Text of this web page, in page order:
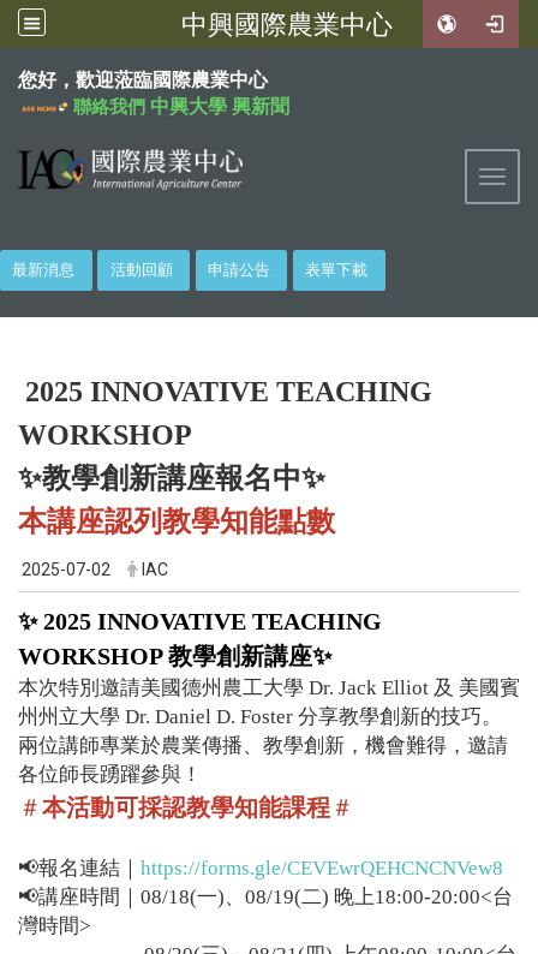
中興國際農業中心
您好，歡迎蒞臨國際農業中心
聯絡我們 中興大學 興新聞
最新消息 活動回顧 申請公告 表單下載
2025 INNOVATIVE TEACHING
WORKSHOP
✨教學創新講座報名中✨
本講座認列教學知能點數
2025-07-02 IAC
✨2025 INNOVATIVE TEACHING
WORKSHOP 教學創新講座✨
本次特別邀請美國德州農工大學 Dr. Jack Elliot 及 美國賓
州州立大學 Dr. Daniel D. Foster 分享教學創新的技巧。
兩位講師專業於農業傳播、教學創新，機會難得，邀請
各位師長踴躍參與！
＃本活動可採認教學知能課程＃
📢報名連結｜ https://forms.gle/CEVEwrQEHCNCNVew8
📢講座時間｜08/18(一)、08/19(二) 晚上18:00-20:00<台
灣時間>